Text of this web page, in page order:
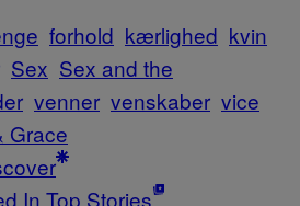
forhold kærlighed kvin
Sex Sex and the
venner venskaber vice
Grace
In Top Stories